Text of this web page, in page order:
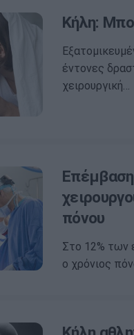
Κήλη:
έντονες
χειρουργική…
πόνου
Στο 12% των
ο χρόνιος